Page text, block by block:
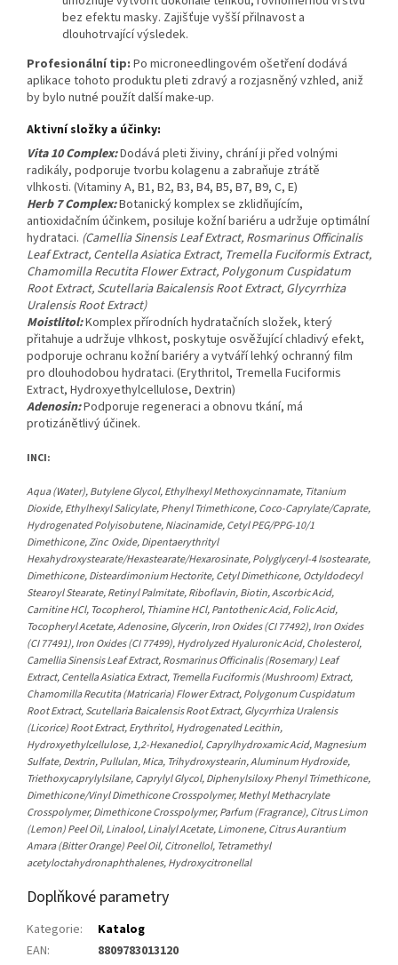
bez efektu masky. Zajišťuje vyšší přilnavost a
dlouhotrvající výsledek.
Profesionální tip: Po microneedlingovém ošetření dodává
aplikace tohoto produktu pleti zdravý a rozjasněný vzhled, aniž
by bylo nutné použít další make-up.
Aktivní složky a účinky:
Vita 10 Complex:Dodává pleti živiny, chrání ji před volnými
radikály, podporuje tvorbu kolagenu a zabraňuje ztrátě
vlhkosti. (Vitaminy A, B1, B2, B3, B4, B5, B7, B9, C, E)
Herb 7 Complex:Botanický komplex se zklidňujícím,
antioxidačním účinkem, posiluje kožní bariéru a udržuje optimální
hydrataci. (Camellia Sinensis Leaf Extract, Rosmarinus Officinalis
Leaf Extract, Centella Asiatica Extract, Tremella Fuciformis Extract,
Chamomilla Recutita Flower Extract, Polygonum Cuspidatum
Root Extract, Scutellaria Baicalensis Root Extract, Glycyrrhiza
Uralensis Root Extract)
Moistlitol:Komplex přírodních hydratačních složek, který
přitahuje a udržuje vlhkost, poskytuje osvěžující chladivý efekt,
podporuje ochranu kožní bariéry a vytváří lehký ochranný film
pro dlouhodobou hydrataci. (Erythritol, Tremella Fuciformis
Extract, Hydroxyethylcellulose, Dextrin)
Adenosin:Podporuje regeneraci a obnovu tkání, má
protizánětlivý účinek.
INCI:
Aqua (Water), Butylene Glycol, Ethylhexyl Methoxycinnamate, Titanium
Dioxide, Ethylhexyl Salicylate, Phenyl Trimethicone, Coco-Caprylate/Caprate,
Hydrogenated Polyisobutene, Niacinamide, Cetyl PEG/PPG-10/1
Dimethicone, Zinc Oxide, Dipentaerythrityl
Hexahydroxystearate/Hexastearate/Hexarosinate, Polyglyceryl-4 Isostearate,
Dimethicone, Disteardimonium Hectorite, Cetyl Dimethicone, Octyldodecyl
Stearoyl Stearate, Retinyl Palmitate, Riboflavin, Biotin, Ascorbic Acid,
Carnitine HCl, Tocopherol, Thiamine HCl, Pantothenic Acid, Folic Acid,
Tocopheryl Acetate, Adenosine, Glycerin, Iron Oxides (CI 77492), Iron Oxides
(CI 77491), Iron Oxides (CI 77499), Hydrolyzed Hyaluronic Acid, Cholesterol,
Camellia Sinensis Leaf Extract, Rosmarinus Officinalis (Rosemary) Leaf
Extract, Centella Asiatica Extract, Tremella Fuciformis (Mushroom) Extract,
Chamomilla Recutita (Matricaria) Flower Extract, Polygonum Cuspidatum
Root Extract, Scutellaria Baicalensis Root Extract, Glycyrrhiza Uralensis
(Licorice) Root Extract, Erythritol, Hydrogenated Lecithin,
Hydroxyethylcellulose, 1,2-Hexanediol, Caprylhydroxamic Acid, Magnesium
Sulfate, Dextrin, Pullulan, Mica, Trihydroxystearin, Aluminum Hydroxide,
Triethoxycaprylylsilane, Caprylyl Glycol, Diphenylsiloxy Phenyl Trimethicone,
Dimethicone/Vinyl Dimethicone Crosspolymer, Methyl Methacrylate
Crosspolymer, Dimethicone Crosspolymer, Parfum (Fragrance), Citrus Limon
(Lemon) Peel Oil, Linalool, Linalyl Acetate, Limonene, Citrus Aurantium
Amara (Bitter Orange) Peel Oil, Citronellol, Tetramethyl
acetyloctahydronaphthalenes, Hydroxycitronellal
Doplňkové parametry
Kategorie:
Katalog
EAN:
8809783013120